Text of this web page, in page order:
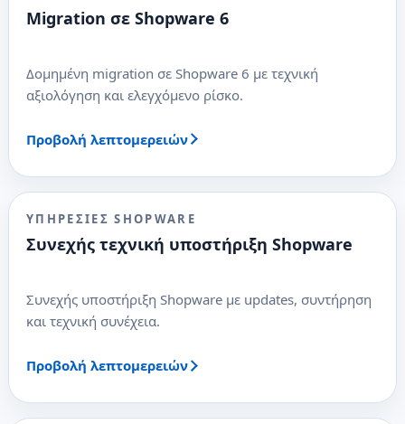
Migration σε Shopware 6
Δομημένη migration σε Shopware 6 με τεχνική
αξιολόγηση και ελεγχόμενο ρίσκο.
Προβολή λεπτομερειών
ΥΠΗΡΕΣΊΕΣ SHOPWARE
Συνεχής τεχνική υποστήριξη Shopware
Συνεχής υποστήριξη Shopware με updates, συντήρηση
και τεχνική συνέχεια.
Προβολή λεπτομερειών